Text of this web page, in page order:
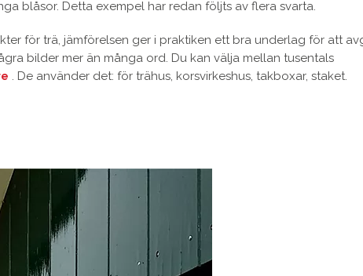
blåsor. Detta exempel har redan följts av flera svarta.
för trä, jämförelsen ger i praktiken ett bra underlag för att
bilder mer än många ord. Du kan välja mellan tusentals
. De använder det: för trähus, korsvirkeshus, takboxar, staket.